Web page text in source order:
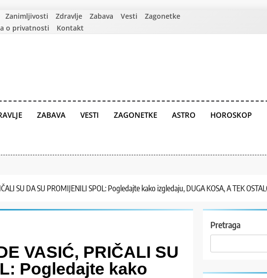
Zanimljivosti Zdravlje Zabava Vesti
Zagonetke
o privatnosti Kontakt
ZABAVA VESTI ZAGONETKE ASTRO HOROSKOP
SU DA SU PROMIJENILI SPOL: Pogledajte kako izgledaju, DUGA KOSA, A TEK
VASIĆ, PRIČALI SU
Pogledajte kako
Pretraga